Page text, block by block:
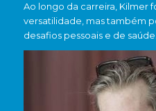
Ao longo da carreira, Kilmer
versatilidade, mas também
desafios pessoais e de saúde.